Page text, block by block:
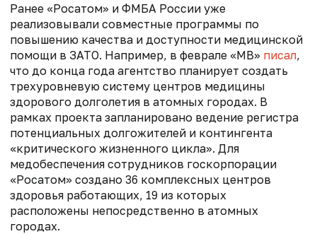
Ранее «Росатом» и ФМБА России уже
реализовывали совместные программы по
повышению качества и доступности медицинской
помощи в ЗАТО. Например, в феврале «МВ» писал,
что до конца года агентство планирует создать
трехуровневую систему центров медицины
здорового долголетия в атомных городах. В
рамках проекта запланировано ведение регистра
потенциальных долгожителей и контингента
«критического жизненного цикла». Для
медобеспечения сотрудников госкорпорации
«Росатом» создано 36 комплексных центров
здоровья работающих, 19 из которых
расположены непосредственно в атомных
городах.